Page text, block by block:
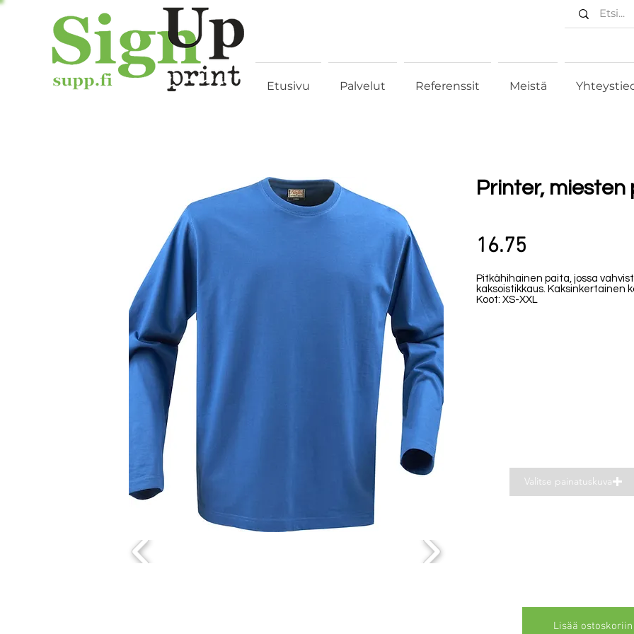
Etusivu Palvelut Referenssit Meistä
Printer,
16.75
Pitkähihainen paita, jossa
kaksoistikkaus. Kaksinkertainen
Koot: XS-XXL
Valitse painatuskuva
Lisää ostoskoriin